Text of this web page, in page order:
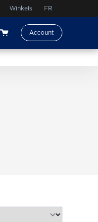
Winkels FR
View your shopping cart
Account